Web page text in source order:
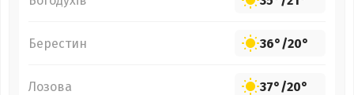
Берестин 36°/20°
Лозова 37°/20°